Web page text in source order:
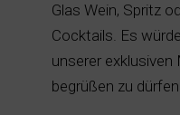
Glas Wein, Spritz
Cocktails. Es
unserer
begrüßen zu